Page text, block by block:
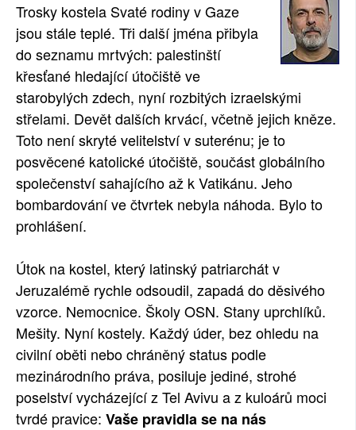
Trosky kostela Svaté rodiny v Gaze
jsou stále teplé. Tři další jména přibyla
do seznamu mrtvých: palestinští
křesťané hledající útočiště ve
starobylých zdech, nyní rozbitých izraelskými
střelami. Devět dalších krvácí, včetně jejich kněze.
Toto není skryté velitelství v suterénu; je to
posvěcené katolické útočiště, součást globálního
společenství sahajícího až k Vatikánu. Jeho
bombardování ve čtvrtek nebyla náhoda. Bylo to
prohlášení.
Útok na kostel, který latinský patriarchát v
Jeruzalémě rychle odsoudil, zapadá do děsivého
vzorce. Nemocnice. Školy OSN. Stany uprchlíků.
Mešity. Nyní kostely. Každý úder, bez ohledu na
civilní oběti nebo chráněný status podle
mezinárodního práva, posiluje jediné, strohé
poselství vycházející z Tel Avivu a z kuloárů moci
tvrdé pravice: Vaše pravidla se na nás